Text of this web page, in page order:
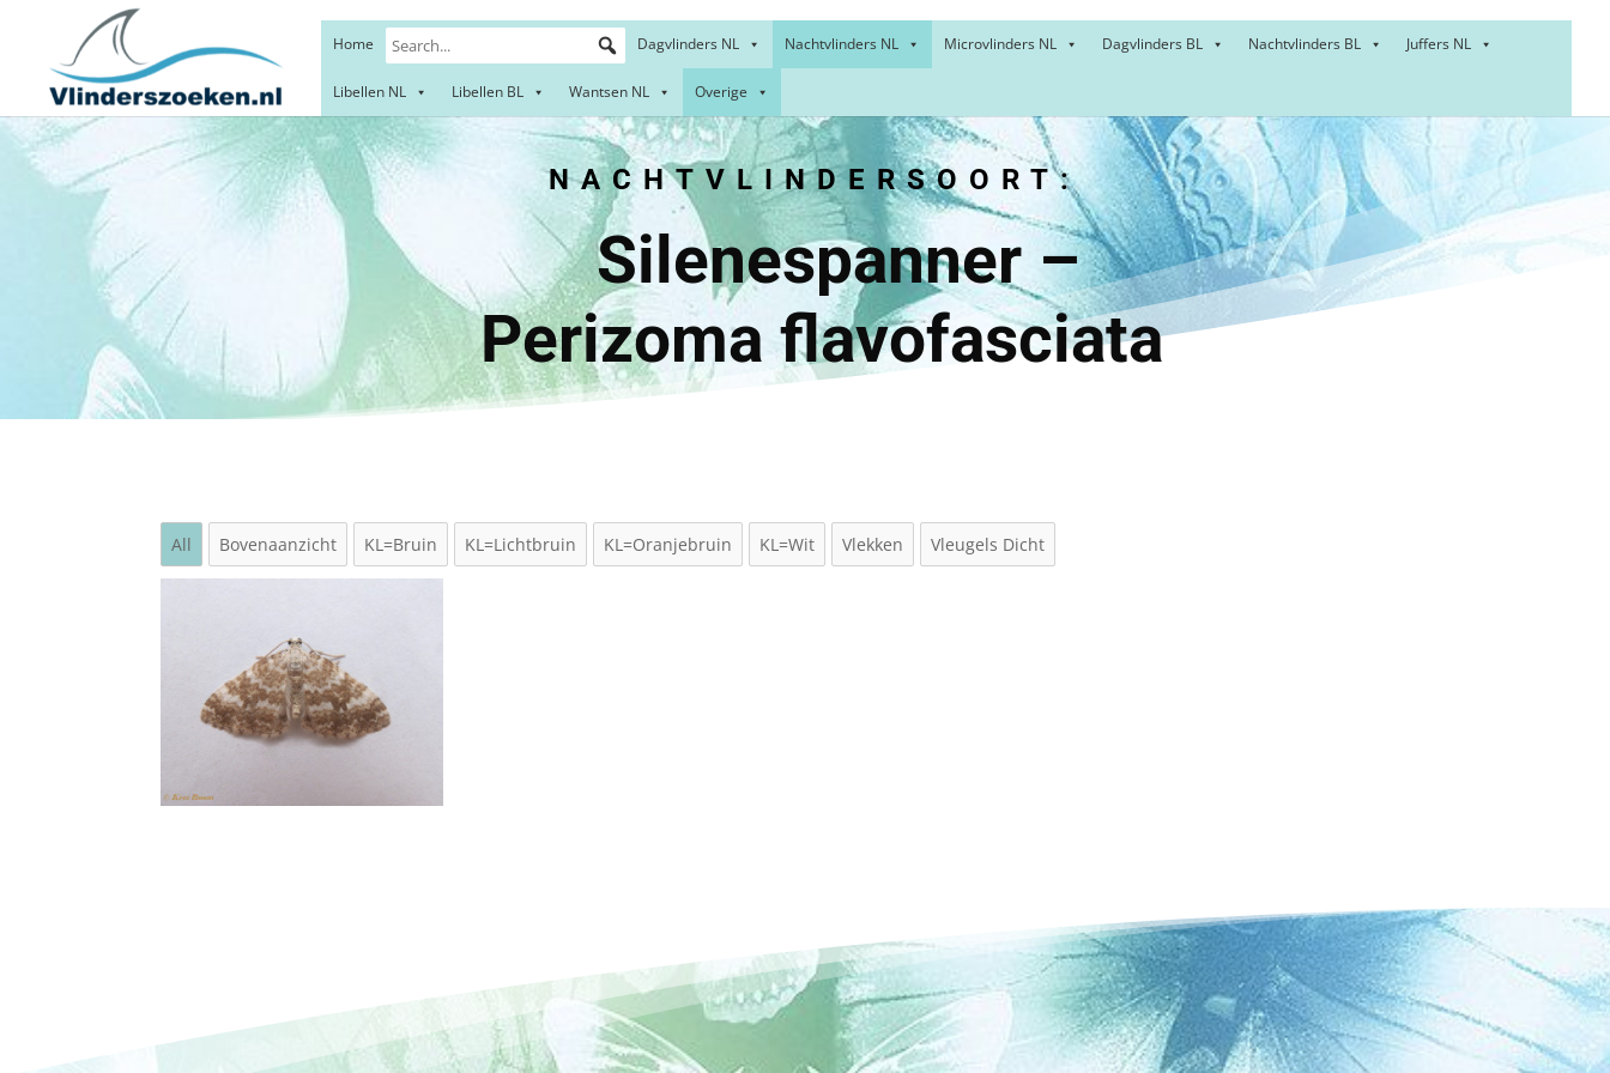
Home Dagvlinders NL Nachtvlinders NL Microvlinders NL Dagvlinders BL Nachtvlinders BL Juffers NL
Libellen NL Libellen BL Wantsen NL Overige
NACHTVLINDERSOORT:
Silenespanner –
Perizoma flavofasciata
All Bovenaanzicht KL=Bruin KL=Lichtbruin KL=Oranjebruin KL=Wit Vlekken Vleugels Dicht